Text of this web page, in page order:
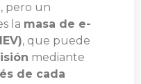
pero un
la masa de e-
, que puede
mediante
de cada